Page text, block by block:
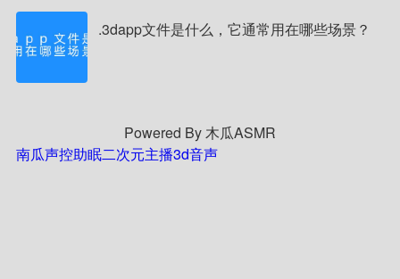
.3dapp文件是什么，它通常用在哪些场景？
Powered By 木瓜ASMR
南瓜声控助眠二次元主播3d音声